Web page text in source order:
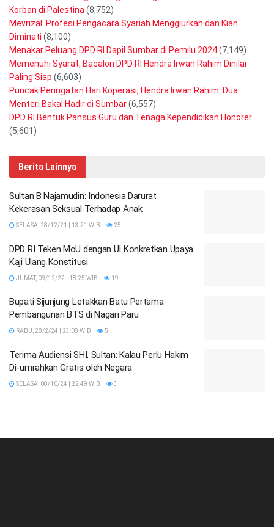
Korban di Palestina (8,752)
Mevrizal: Profesi Pengacara Syariah Menggiurkan dan Kian
Diminati (8,100)
Menakar Peluang DPD RI Dapil Sumbar di Pemilu 2024(7,149)
Memenuhi Syarat, Bacalon DPD RI Hendra Irwan Rahim Dinilai
Paling Siap (6,603)
Puncak Peringatan Hari Koperasi, Hendra Irwan Rahim: Dua
Menteri Bakal Hadir di Sumbar(6,557)
DPD RI Bentuk Pansus Guru dan Tenaga Kependidikan Honorer
(5,601)
Berita Lainnya
Sultan B Najamudin: Indonesia Darurat
Kekerasan Seksual Terhadap Anak
SELASA, 28/12/21 | 13:21 WIB 25
DPD RI Teken MoU dengan UI Konkretkan Upaya
Kaji Ulang Konstitusi
JUMAT, 09/12/22 | 18:25 WIB 19
Bupati Sijunjung Letakkan Batu Pertama
Pembangunan BTS di Nagari Paru
RABU, 28/2/24 | 23:08 WIB 5
Terima Audiensi SHI, Sultan: Kalau Perlu Hakim
Di-umrahkan Gratis oleh Negara
SELASA, 08/10/24 | 22:49 WIB 3